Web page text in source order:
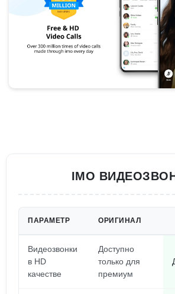
IMO
ПАРАМЕТР ОРИГИНАЛ
Видеозвонки
в HD
качестве
Доступно
только для
премиум